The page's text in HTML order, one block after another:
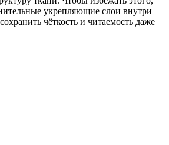
укрепляющие слои внутри
чёткость и читаемость даже